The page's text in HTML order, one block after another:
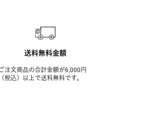
送料無料金額
ご注文商品の合計金額が6,000円
（税込）以上で送料無料です。